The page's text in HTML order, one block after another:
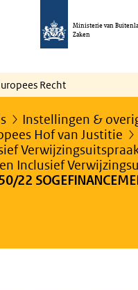
Ministerie van
Zaken
Recht
Instellingen &
Hof van Justitie
Inclusief
22